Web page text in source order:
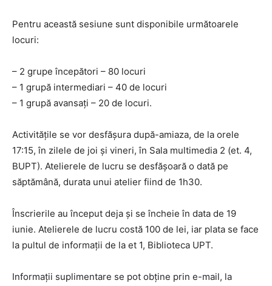
Pentru această sesiune sunt disponibile următoarele
locuri:
– 2 grupe începători – 80 locuri
– 1 grupă intermediari – 40 de locuri
– 1 grupă avansați – 20 de locuri.
Activitățile se vor desfășura după-amiaza, de la orele
17:15, în zilele de joi și vineri, în Sala multimedia 2 (et. 4,
BUPT). Atelierele de lucru se desfășoară o dată pe
săptămână, durata unui atelier fiind de 1h30.
Înscrierile au început deja și se încheie în data de 19
iunie. Atelierele de lucru costă 100 de lei, iar plata se face
la pultul de informații de la et 1, Biblioteca UPT.
Informații suplimentare se pot obține prin e-mail, la